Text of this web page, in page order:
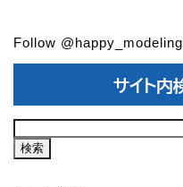
Follow @happy_modeling